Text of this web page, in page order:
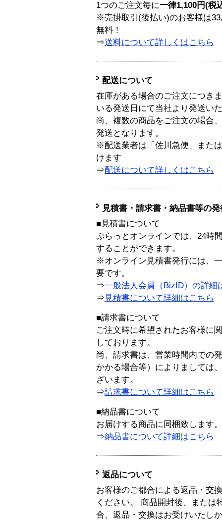
1つのご注文毎に一律1,100円(税
※売掛取引(後払い)のお客様は
無料！
⇒送料について詳しくはこちら
配送について
在庫がある場合のご注文につき
いる発送日にて当社より発送い
尚、複数の商品をご注文の場合
発送となります。
※配送業者は「佐川急便」また
けます
⇒配送について詳しくはこちら
見積書・請求書・納品書等の
■見積書について
ぷらっとオンラインでは、24時
することができます。
※オンライン見積書発行には、
要です。
⇒一般法人会員（BizID）の詳細
⇒ 見積書について詳細はこちら
■請求書について
ご注文時に希望されたお客様に
しております。
尚、請求書は、営業時間内での
かかる場合等）によりましては
ざいます。
⇒請求書について詳細はこちら
■納品書について
お届けする商品に同梱致します。
⇒納品書について詳細はこちら
返品について
お客様のご都合による返品・交
ください。 商品開封後、または
合、返品・交換はお受けいたし